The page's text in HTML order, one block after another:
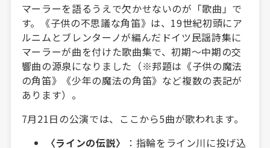
マーラーを語るうえで欠かせないのが「歌曲」で
す。《子供の不思議な角笛》は、19世紀初頭にア
ルニムとブレンターノが編んだドイツ民謡詩集に
マーラーが曲を付けた歌曲集で、初期〜中期の交
響曲の源泉になりました（※邦題は《子供の魔法
の角笛》《少年の魔法の角笛》など複数の表記が
あります）。
7月21日の公演では、ここから5曲が歌われます。
〈ラインの伝説〉
：指輪をライン川に投げ込